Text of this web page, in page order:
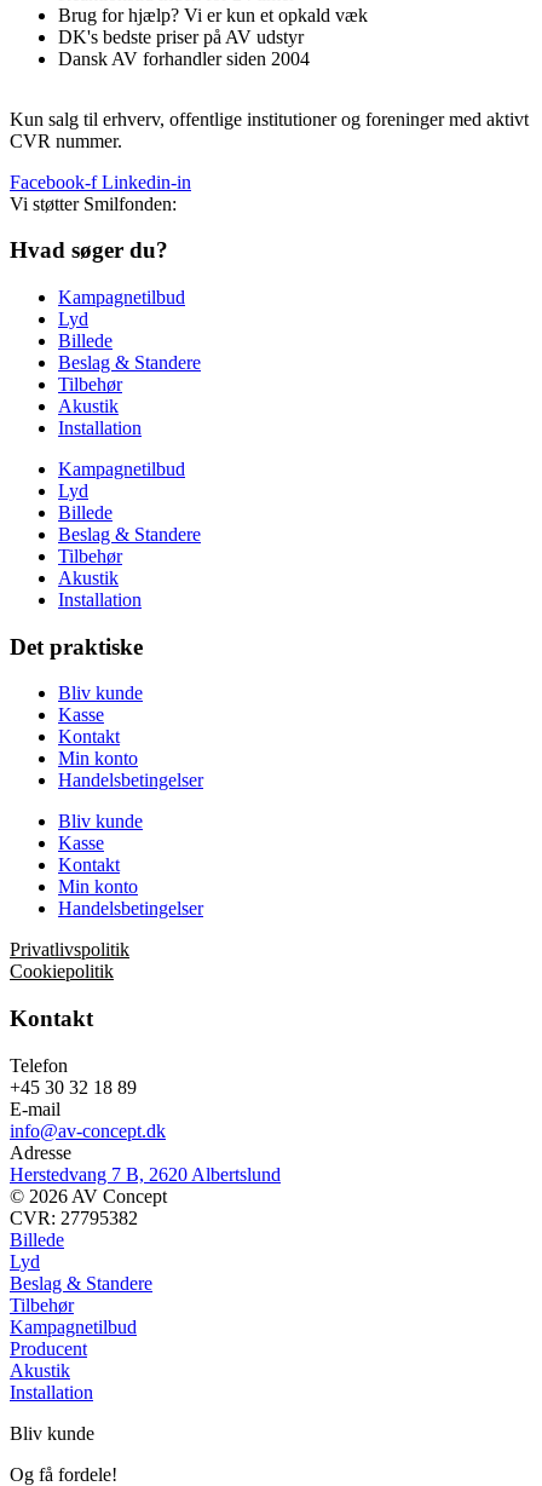
Brug for hjælp? Vi er kun et opkald væk
DK's bedste priser på AV udstyr
Dansk AV forhandler siden 2004
Kun salg til erhverv, offentlige institutioner og foreninger med aktivt
CVR nummer.
Facebook-f Linkedin-in
Vi støtter Smilfonden:
Hvad søger du?
Kampagnetilbud
Lyd
Billede
Beslag & Standere
Tilbehør
Akustik
Installation
Kampagnetilbud
Lyd
Billede
Beslag & Standere
Tilbehør
Akustik
Installation
Det praktiske
Bliv kunde
Kasse
Kontakt
Min konto
Handelsbetingelser
Bliv kunde
Kasse
Kontakt
Min konto
Handelsbetingelser
Privatlivspolitik
Cookiepolitik
Kontakt
Telefon
+45 30 32 18 89
E-mail
info@av-concept.dk
Adresse
Herstedvang 7 B, 2620 Albertslund
© 2026 AV Concept
CVR: 27795382
Billede
Lyd
Beslag & Standere
Tilbehør
Kampagnetilbud
Producent
Akustik
Installation
Bliv kunde
Og få fordele!